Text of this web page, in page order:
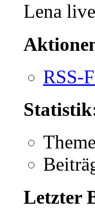
Lena
RSS-
Letzter